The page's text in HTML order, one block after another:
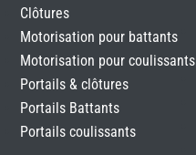
Clôtures
Motorisation pour battants
Motorisation pour coulissants
Portails & clôtures
Portails Battants
Portails coulissants